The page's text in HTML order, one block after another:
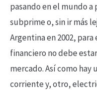
pasando en el mundo
subprime o, sin ir más
Argentina en 2002,
financiero no debe
mercado. Así como hay
corriente y, otro,